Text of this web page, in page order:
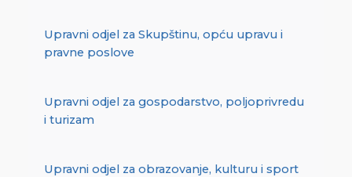
Upravni odjel za Skupštinu, opću upravu i
pravne poslove
Upravni odjel za gospodarstvo, poljoprivredu
i turizam
Upravni odjel za obrazovanje, kulturu i sport